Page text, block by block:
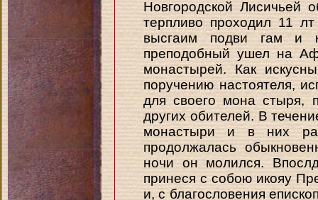
Новгородской Лисичьей
терпливо проходил 11
высгаим подви гам и
преподобный ушел на
монастырей. Как
поручению настоятеля,
для своего мона стыря,
других обителей. В
монастыри и в них
продолжалась
ночи он молился.
принеся с собою икояу
и, с благословения